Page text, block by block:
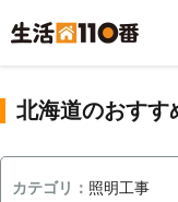
北海道のおすす
カテゴリ： 照明工事